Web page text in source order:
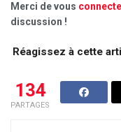
Merci de vous
discussion !
Réagissez à cette
134
PARTAGES